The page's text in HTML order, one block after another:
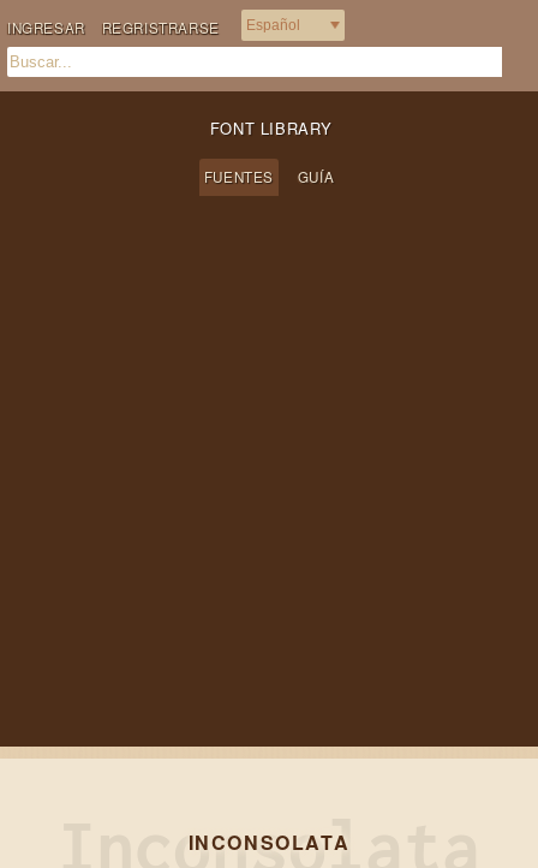
INGRESAR REGRISTRARSE
FONT LIBRARY
FUENTES GUÍA
INCONSOLATA